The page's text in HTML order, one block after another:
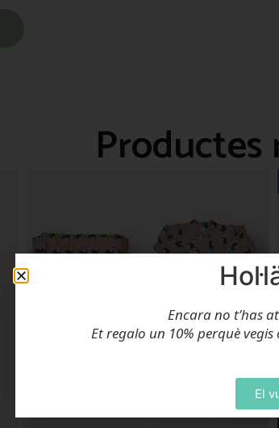
Encara no t’has
Et regalo un 10% perquè
El